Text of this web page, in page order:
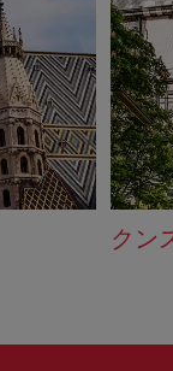
ク
クン